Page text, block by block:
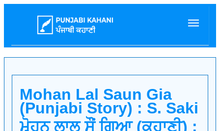
Mohan Lal Saun Gia
(Punjabi Story) : S. Saki
ਮੋਹਨ ਲਾਲ ਸੌਂ ਗਿਆ (ਕਹਾਣੀ) :